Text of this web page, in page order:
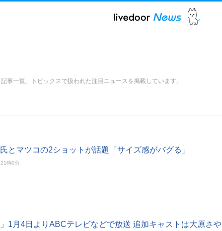
事一覧。トピックスで扱われた注目ニュースを掲載しています。
とマツコの2ショットが話題「サイズ感がバグる」
21時0分
」1月4日よりABCテレビなどで放送 追加キャストは大原さや